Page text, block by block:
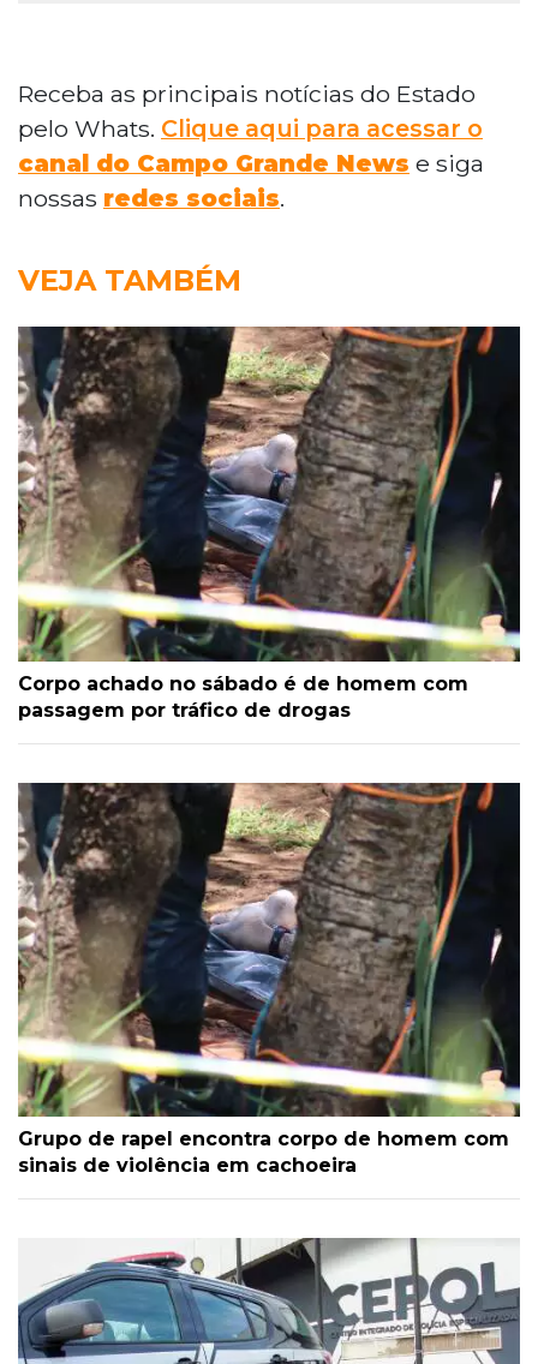
Receba as principais notícias do Estado
pelo Whats. Clique aqui para acessar o
canal do Campo Grande News e siga
nossas redes sociais.
VEJA TAMBÉM
Corpo achado no sábado é de homem com
passagem por tráfico de drogas
Grupo de rapel encontra corpo de homem com
sinais de violência em cachoeira